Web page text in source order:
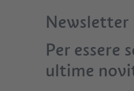
Newsletter
Per essere
ultime